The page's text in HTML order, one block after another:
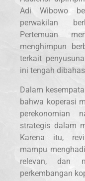
Adi Wibowo
perwakilan
Pertemuan
menghimpun
terkait
ini tengah
Dalam
bahwa koperasi
perekonomian
strategis dalam
Karena itu,
mampu
relevan, dan
perkembangan